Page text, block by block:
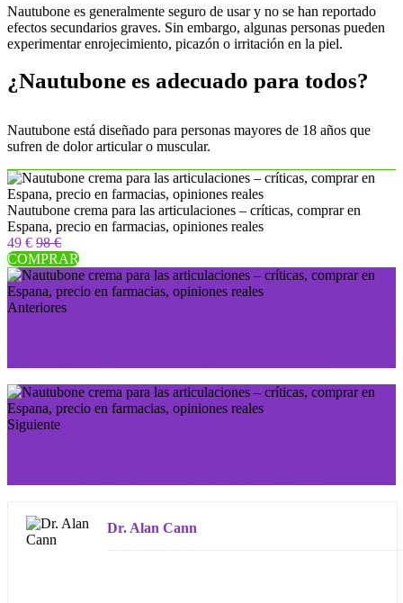
Nautubone es generalmente seguro de usar y no se han reportado
efectos secundarios graves. Sin embargo, algunas personas pueden
experimentar enrojecimiento, picazón o irritación en la piel.
¿Nautubone es adecuado para todos?
Nautubone está diseñado para personas mayores de 18 años que
sufren de dolor articular o muscular.
Nautubone crema para las articulaciones – críticas, comprar en
Espana, precio en farmacias, opiniones reales
49 € 98 €
COMPRAR
Anteriores
Siguiente
Dr. Alan Cann